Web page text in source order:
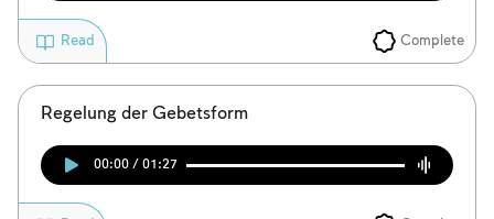
Complete
Read
Regelung der Gebetsform
00:00 / 01:27